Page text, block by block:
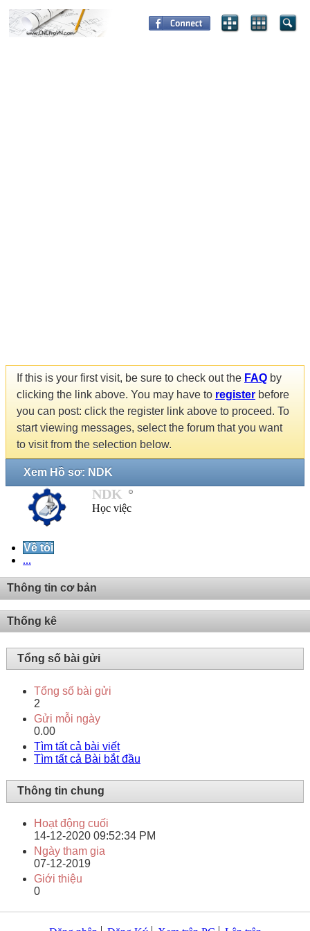
If this is your first visit, be sure to check out the FAQ by
clicking the link above. You may have to register before
you can post: click the register link above to proceed. To
start viewing messages, select the forum that you want
to visit from the selection below.
Xem Hồ sơ: NDK
NDK
Học việc
Về tôi
...
Thông tin cơ bản
Thống kê
Tổng số bài gửi
Tổng số bài gửi
2
Gửi mỗi ngày
0.00
Tìm tất cả bài viết
Tìm tất cả Bài bắt đầu
Thông tin chung
Hoạt động cuối
14-12-2020 09:52:34 PM
Ngày tham gia
07-12-2019
Giới thiệu
0